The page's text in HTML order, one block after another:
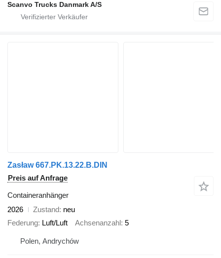
Scanvo Trucks Danmark A/S
Zasław 667.PK.13.22.B.DIN
Preis auf Anfrage
Containeranhänger
2026
Zustand neu
Federung Luft/Luft Achsenanzahl 5
Polen, Andrychów